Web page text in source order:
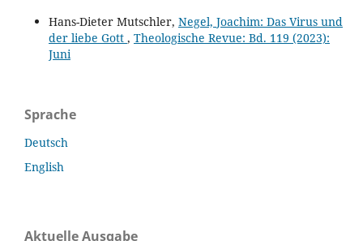
Hans-Dieter Mutschler, Negel, Joachim: Das Virus und
der liebe Gott , Theologische Revue: Bd. 119 (2023):
Juni
Sprache
Deutsch
English
Aktuelle Ausgabe